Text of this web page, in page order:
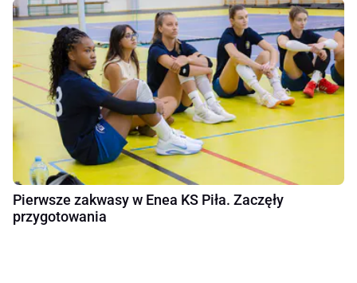
Pierwsze zakwasy w Enea KS Piła. Zaczęły
przygotowania